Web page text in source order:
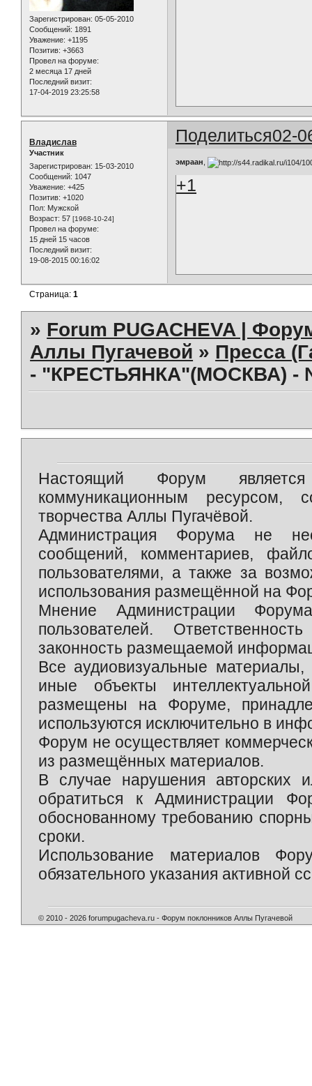
Зарегистрирован: 05-05-2010
Сообщений: 1891
Уважение: +1195
Позитив: +3663
Провел на форуме:
2 месяца 17 дней
Последний визит:
17-04-2019 23:25:58
Поделиться02-
Владислав
Участник
Зарегистрирован: 15-03-2010
Сообщений: 1047
Уважение: +425
Позитив: +1020
Пол: Мужской
Возраст: 57 [1968-10-24]
Провел на форуме:
15 дней 15 часов
Последний визит:
19-08-2015 00:16:02
эмраан
+1
Страница:1
» Forum PUGACHEVA |
Аллы Пугачевой » Пресса
- "КРЕСТЬЯНКА"(МОСКВА) -
Настоящий Форум является
коммуникационным ресурсом,
творчества Аллы Пугачёвой.
Администрация Форума не
сообщений, комментариев,
пользователями, а также за
использования размещённой на
Мнение Администрации
пользователей.
законность размещаемой
Все аудиовизуальные
иные объекты
размещены на Форуме,
используются исключительно в
Форум не осуществляет
из размещённых материалов.
В случае нарушения авторских
обратиться к Администрации
обоснованному требованию
сроки.
Использование материалов
обязательного указания активной
© 2010 - 2026 forumpugacheva.ru - Форум поклонников Аллы Пугачевой